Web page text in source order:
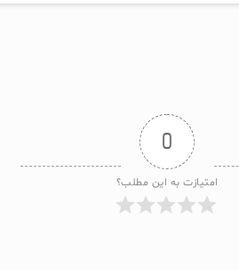
0
امتیازت به این مطلب؟